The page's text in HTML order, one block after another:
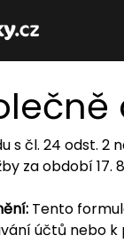
s čl. 24 odst.
za období 17.
Tento
účtů nebo k